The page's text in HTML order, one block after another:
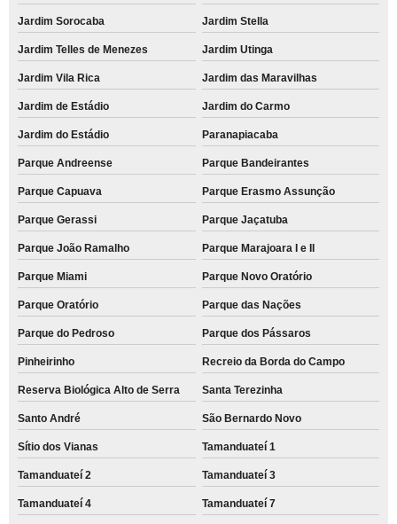
Jardim Sorocaba Jardim Stella
Jardim Telles de Menezes Jardim Utinga
Jardim Vila Rica Jardim das Maravilhas
Jardim de Estádio Jardim do Carmo
Jardim do Estádio Paranapiacaba
Parque Andreense Parque Bandeirantes
Parque Capuava Parque Erasmo Assunção
Parque Gerassi Parque Jaçatuba
Parque João Ramalho Parque Marajoara I e II
Parque Miami Parque Novo Oratório
Parque Oratório Parque das Nações
Parque do Pedroso Parque dos Pássaros
Pinheirinho Recreio da Borda do Campo
Reserva Biológica Alto de Serra Santa Terezinha
Santo André São Bernardo Novo
Sítio dos Vianas Tamanduateí 1
Tamanduateí 2 Tamanduateí 3
Tamanduateí 4 Tamanduateí 7